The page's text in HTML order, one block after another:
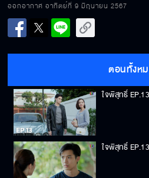
ออกอากาศ อาทิตย์ที่ 9 มิถุนายน 2567
ตอนทั้งห
ใจพิสุทธิ์
ใจพิสุทธิ์